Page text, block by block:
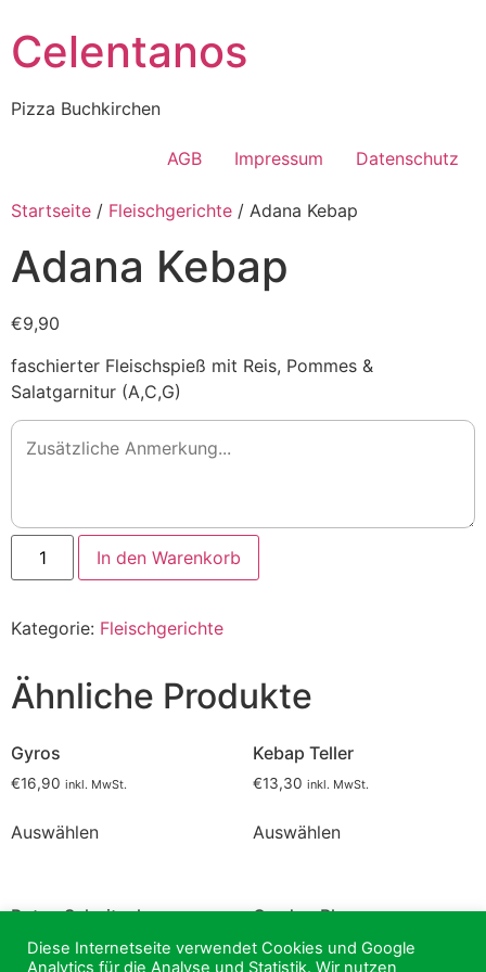
Celentanos
Pizza Buchkirchen
AGB Impressum Datenschutz
Startseite / Fleischgerichte / Adana Kebap
Adana Kebap
€9,90
faschierter Fleischspieß mit Reis, Pommes &
Salatgarnitur (A,C,G)
Adana
Kebap
Menge
In den Warenkorb
Kategorie: Fleischgerichte
Ähnliche Produkte
Gyros
€16,90 inkl. MwSt.
Auswählen
Kebap Teller
€13,30 inkl. MwSt.
Auswählen
Puten Schnitzel
14,30 inkl. MwSt.
Cordon Bleu
€14,30 inkl. MwSt.
Diese Internetseite verwendet Cookies und Google
Analytics für die Analyse und Statistik. Wir nutzen